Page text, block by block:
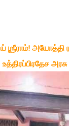
ய் ஶ்ரீராம்! அயோத்தி
உத்திரப்பிரதேச